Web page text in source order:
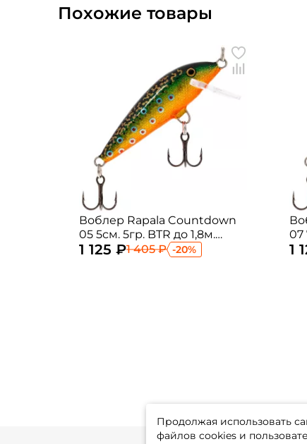
Похожие товары
Воблер Rapala Countdown
05 5см. 5гр. BTR до 1,8м.
sinking
1 125 ₽1 405 ₽ -20%
07
1
Продолжая использовать
файлов cookies и